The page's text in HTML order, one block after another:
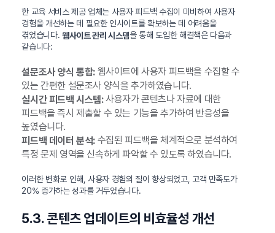
한 교육 서비스 제공 업체는 사용자 피드백 수집이 미비하여 사용자
경험을 개선하는 데 필요한 인사이트를 확보하는 데 어려움을
겪었습니다. 웹사이트 관리 시스템을 통해 도입한 해결책은 다음과
같습니다:
설문조사 양식 통합:웹사이트에 사용자 피드백을 수집할 수
있는 간편한 설문조사 양식을 추가하였습니다.
실시간 피드백 시스템:사용자가 콘텐츠나 자료에 대한
피드백을 즉시 제출할 수 있는 기능을 추가하여 반응성을
높였습니다.
피드백 데이터 분석:수집된 피드백을 체계적으로 분석하여
특정 문제 영역을 신속하게 파악할 수 있도록 하였습니다.
이러한 변화로 인해, 사용자 경험의 질이 향상되었고, 고객 만족도가
20% 증가하는 성과를 거두었습니다.
5.3. 콘텐츠 업데이트의 비효율성 개선